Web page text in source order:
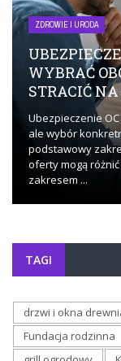
ZDROWIE I URODA
WYBRAĆ
STRACIĆ
Ubezpieczenie
ale wybór
podstawowy
oferty mogą
zakresem ...
TAGI
drzwi i okna
Fundacja rodzinna